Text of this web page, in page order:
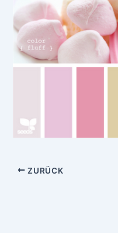
ZURÜCK